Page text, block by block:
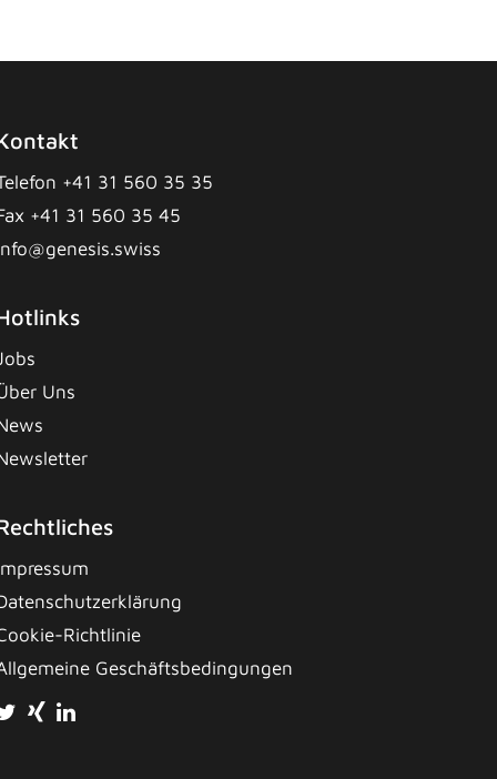
+41 31 560 35 35
+41 31 560 35 45
Uns
Richtlinie
Geschäftsbedingungen